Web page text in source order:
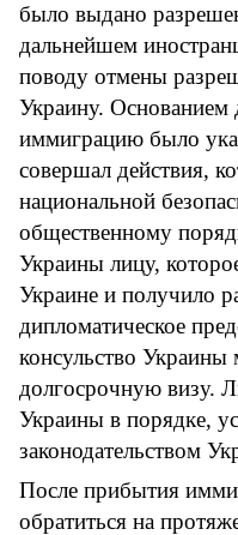
было выдано
дальнейшем
поводу отмены
Украину. Основанием
иммиграцию было
совершал действия,
национальной
общественному
Украины лицу,
Украине и получило
дипломатическое
консульство
долгосрочную визу.
Украины в порядке,
законодательством
После прибытия
обратиться на